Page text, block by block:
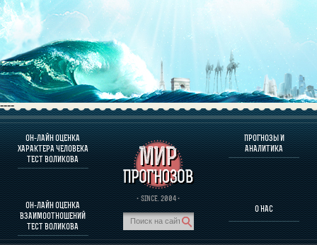
----
ОН-ЛАЙН ОЦЕНКА
ХАРАКТЕРА ЧЕЛОВЕКА
ТЕСТ ВОЛИКОВА
ОН-ЛАЙН ОЦЕНКА
ВЗАИМООТНОШЕНИЙ
ТЕСТ ВОЛИКОВА
· SINCE. 2004 ·
ПРОГНОЗЫ И
АНАЛИТИКА
О НАС
О ПРОГРАММЕ
ОЦЕНКА ХАРАКТЕРA ЧЕЛОВЕКА
ОЦЕНКА ХАРАКТЕРА ВЫДАЮЩИХСЯ ЛИЧНОСТЕЙ
О ПРОГРАММЕ
ПРОГНОЗЫ И АНАЛИТИКА